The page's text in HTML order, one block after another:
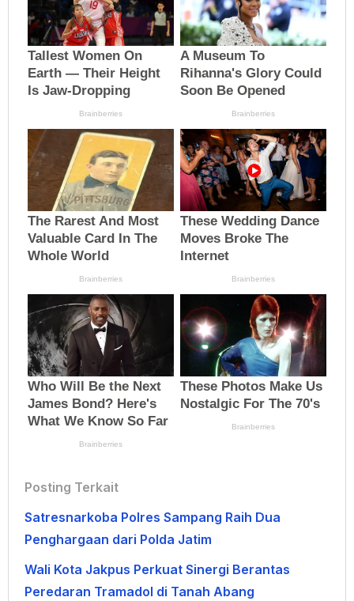
Posting Terkait
Satresnarkoba Polres Sampang Raih Dua
Penghargaan dari Polda Jatim
Wali Kota Jakpus Perkuat Sinergi Berantas
Peredaran Tramadol di Tanah Abang